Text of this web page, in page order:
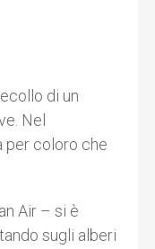
di un
Nel
per coloro che
Air – si è
sugli alberi